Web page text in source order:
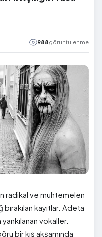
988görüntülenme
radikal ve muhtemelen
kayıtlar. Adeta
vokaller.
bir kış akşamında